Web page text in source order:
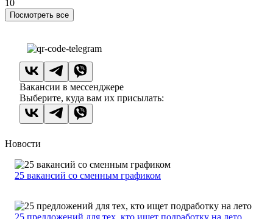
10
Посмотреть все
Вакансии в мессенджере
Выберите, куда вам их присылать:
Новости
25 вакансий со сменным графиком